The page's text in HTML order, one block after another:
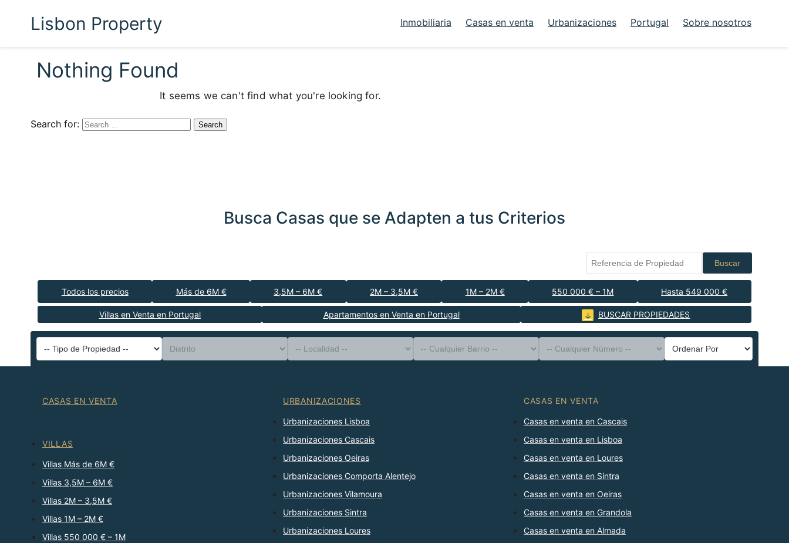
Lisbon Property Inmobiliaria Casas en venta Urbanizaciones Portugal Sobre nosotros
Nothing Found
It seems we can't find what you're looking for.
Search for:
Busca Casas que se Adapten a tus Criterios
Buscar
Todos los precios Más de 6M € 3,5M – 6M € 2M – 3,5M € 1M – 2M € 550 000 € – 1M Hasta 549 000 €
Villas en Venta en Portugal Apartamentos en Venta en Portugal BUSCAR PROPIEDADES
-- Tipo de Propiedad --
Distrito
-- Localidad --
-- Cualquier Barrio --
-- Cualquier Número --
Ordenar Por
CASAS EN VENTA
VILLAS
Villas Más de 6M €
Villas 3,5M – 6M €
Villas 2M – 3,5M €
Villas 1M – 2M €
Villas 550 000 € – 1M
URBANIZACIONES
Urbanizaciones Lisboa
Urbanizaciones Cascais
Urbanizaciones Oeiras
Urbanizaciones Comporta Alentejo
Urbanizaciones Vilamoura
Urbanizaciones Sintra
Urbanizaciones Loures
CASAS EN VENTA
Casas en venta en Cascais
Casas en venta en Lisboa
Casas en venta en Loures
Casas en venta en Sintra
Casas en venta en Oeiras
Casas en venta en Grandola
Casas en venta en Almada